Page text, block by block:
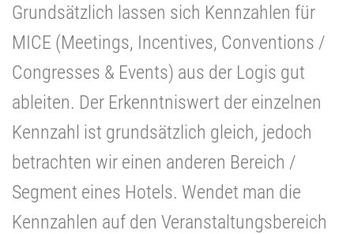
Grundsätzlich lassen sich Kennzahlen für
MICE (Meetings, Incentives, Conventions /
Congresses & Events) aus der Logis gut
ableiten. Der Erkenntniswert der einzelnen
Kennzahl ist grundsätzlich gleich, jedoch
betrachten wir einen anderen Bereich /
Segment eines Hotels. Wendet man die
Kennzahlen auf den Veranstaltungsbereich